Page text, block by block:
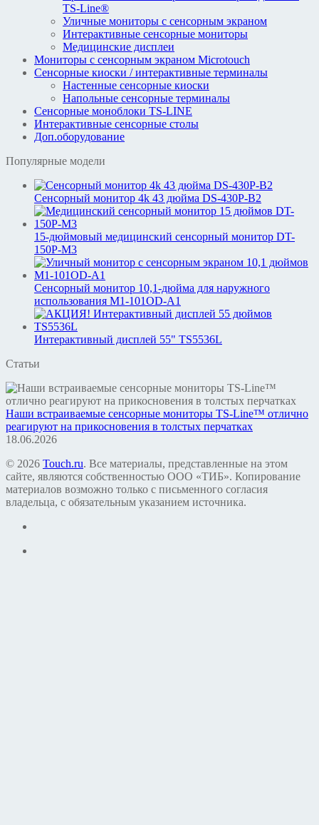
TS-Line®
Уличные мониторы с сенсорным экраном
Интерактивные сенсорные мониторы
Медицинские дисплеи
Мониторы с сенсорным экраном Microtouch
Сенсорные киоски / интерактивные терминалы
Настенные сенсорные киоски
Напольные сенсорные терминалы
Сенсорные моноблоки TS-LINE
Интерактивные сенсорные столы
Доп.оборудование
Популярные модели
Сенсорный монитор 4k 43 дюйма DS-430P-B2
15-дюймовый медицинский сенсорный монитор DT-
150P-M3
Сенсорный монитор 10,1-дюйма для наружного
использования M1-101OD-A1
Интерактивный дисплей 55" TS5536L
Статьи
Наши встраиваемые сенсорные мониторы TS-Line™ отлично
реагируют на прикосновения в толстых перчатках
18.06.2026
© 2026 Touch.ru. Все материалы, представленные на этом
сайте, являются собственностью ООО «ТИБ». Копирование
материалов возможно только с письменного согласия
владельца, с обязательным указанием источника.